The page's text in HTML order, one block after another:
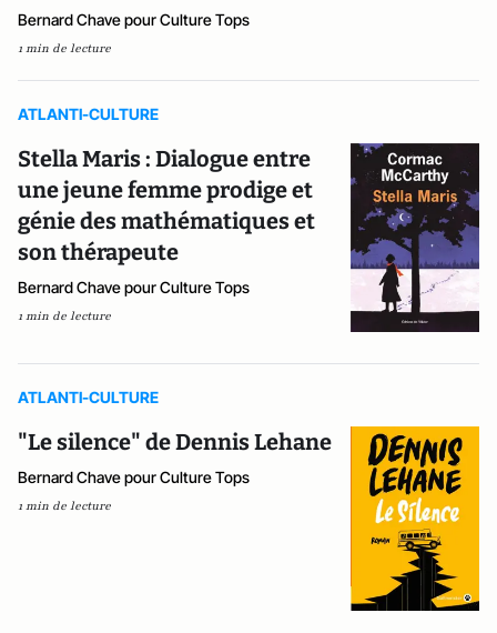
Bernard Chave pour Culture Tops
1 min de lecture
ATLANTI-CULTURE
Stella Maris : Dialogue entre
une jeune femme prodige et
génie des mathématiques et
son thérapeute
Bernard Chave pour Culture Tops
1 min de lecture
ATLANTI-CULTURE
"Le silence" de Dennis Lehane
Bernard Chave pour Culture Tops
1 min de lecture